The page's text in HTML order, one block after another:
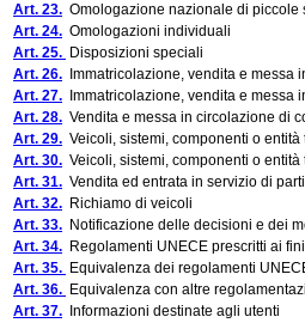
Art. 23. Omologazione nazionale di piccole
Art. 24. Omologazioni individuali
Art. 25. Disposizioni speciali
Art. 26. Immatricolazione, vendita e messa
Art. 27. Immatricolazione, vendita e messa
Art. 28. Vendita e messa in circolazione di
Art. 29. Veicoli, sistemi, componenti o
Art. 30. Veicoli, sistemi, componenti o
Art. 31. Vendita ed entrata in servizio di
Art. 32. Richiamo di veicoli
Art. 33. Notificazione delle decisioni e dei
Art. 34. Regolamenti UNECE prescritti ai
Art. 35. Equivalenza dei regolamenti
Art. 36. Equivalenza con altre
Art. 37. Informazioni destinate agli utenti